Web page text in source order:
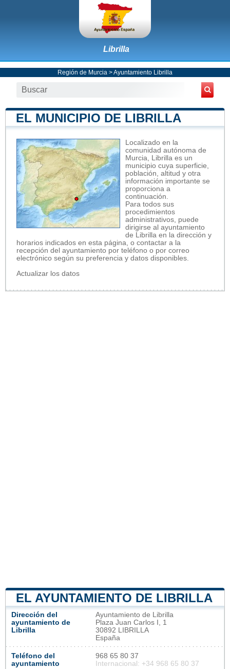
Librilla
Región de Murcia >Ayuntamiento Librilla
EL MUNICIPIO DE LIBRILLA
Localizado en la
comunidad autónoma de
Murcia, Librilla es un
municipio cuya superficie,
población, altitud y otra
información importante se
proporciona a
continuación.
Para todos sus
procedimientos
administrativos, puede
dirigirse al ayuntamiento
de Librilla en la dirección y
horarios indicados en esta página, o contactar a la
recepción del ayuntamiento por teléfono o por correo
electrónico según su preferencia y datos disponibles.
Actualizar los datos
EL AYUNTAMIENTO DE LIBRILLA
Dirección del
ayuntamiento de
Librilla
Ayuntamiento de Librilla
Plaza Juan Carlos I, 1
30892 LIBRILLA
España
Teléfono del
ayuntamiento
968 65 80 37
Internacional: +34 968 65 80 37